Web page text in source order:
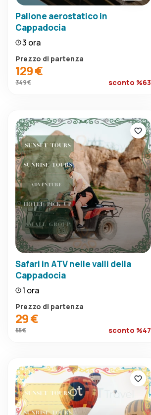
Pallone aerostatico in
Cappadocia
3 ora
Prezzo di partenza
129 €
349 € sconto %63
Safari in ATV nelle valli della
Cappadocia
1 ora
Prezzo di partenza
29 €
55 € sconto %47